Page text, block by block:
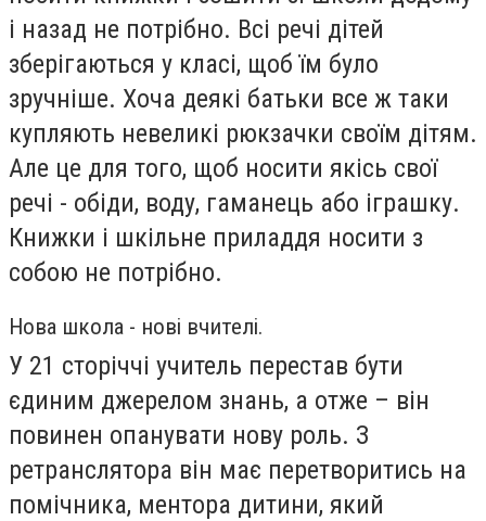
і назад не потрібно. Всі речі дітей
зберігаються у класі, щоб їм було
зручніше. Хоча деякі батьки все ж таки
купляють невеликі рюкзачки своїм дітям.
Але це для того, щоб носити якісь свої
речі - обіди, воду, гаманець або іграшку.
Книжки і шкільне приладдя носити з
собою не потрібно.
Нова школа - нові вчителі.
У 21 сторіччі учитель перестав бути
єдиним джерелом знань, а отже – він
повинен опанувати нову роль. З
ретранслятора він має перетворитись на
помічника, ментора дитини, який